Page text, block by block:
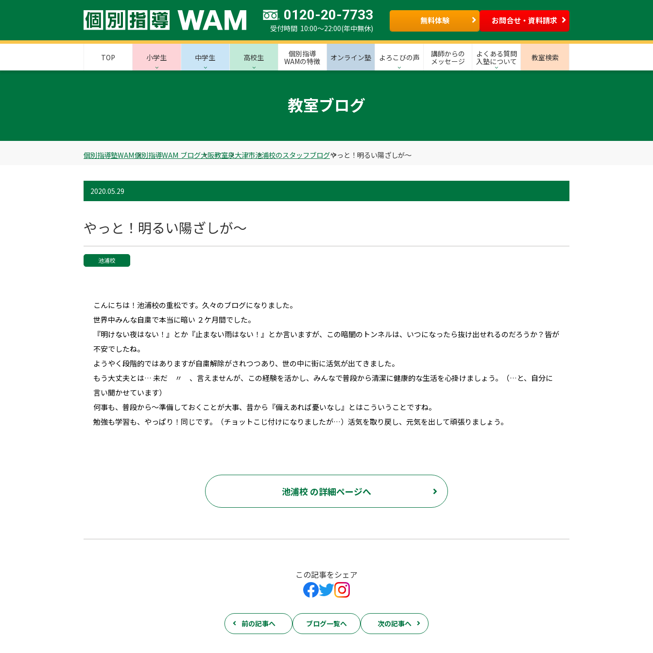
0120-20-7733
受付時間 10:00～22:00(年中無休)
無料体験 お問合せ・資料請求
TOP 小学生 中学生 高校生
個別指導
WAMの特徴
オンライン塾 よろこびの声
講師からの
メッセージ
よくある質問
入塾について
教室検索
教室ブログ
個別指導塾WAM個別指導WAM ブログ大阪教室泉大津市池浦校のスタッフブログやっと！明るい陽ざしが～
2020.05.29
やっと！明るい陽ざしが～
池浦校
こんにちは！池浦校の重松です。久々のブログになりました。
世界中みんな自粛で本当に暗い ２ケ月間でした。
『明けない夜はない！』とか『止まない雨はない！』とか言いますが、この暗闇のトンネルは、いつになったら抜け出せれるのだろうか？皆が
不安でしたね。
ようやく段階的ではありますが自粛解除がされつつあり、世の中に街に活気が出てきました。
もう大丈夫とは… 未だ 〃 、言えませんが、この経験を活かし、みんなで普段から清潔に健康的な生活を心掛けましょう。（…と、自分に
言い聞かせています）
何事も、普段から～準備しておくことが大事、昔から『備えあれば憂いなし』とはこういうことですね。
勉強も学習も、やっぱり！同じです。（チョットこじ付けになりましたが…）活気を取り戻し、元気を出して頑張りましょう。
池浦校 の詳細ページへ
この記事をシェア
前の記事へ ブログ一覧へ 次の記事へ